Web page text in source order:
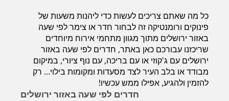
כל מה שאתם צריכים לעשות כדי ליהנות משעות של
פינוקים ורומנטיקה זה לבחור חדר או צימר לפי שעה
באזור ירושלים מתוך מגוון מתחמי אירוח מיוחדים
שריכזנו עבורכם כאן באתר, חדרים לפי שעה באזור
ירושלים עם ג'קוזי או עם בריכה, עם נוף ציורי, במיקום
מבודד או בלב העיר לצד מסעדות ומקומות בילוי... רק
להזמין ולהגיע, אפילו ממש עכשיו!
חדרים לפי שעה באזור ירושלים